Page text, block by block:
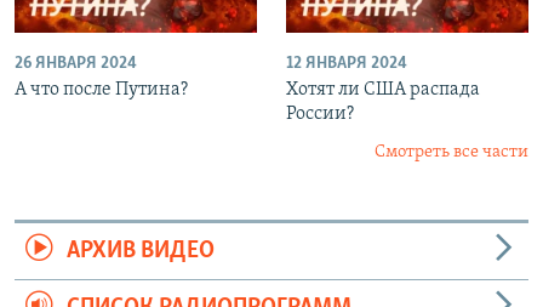
26 ЯНВАРЯ 2024
А что после Путина?
12 ЯНВАРЯ 2024
Хотят ли США распада
России?
Смотреть все части
АРХИВ ВИДЕО